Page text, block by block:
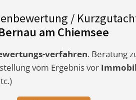
/
am Chiemsee
verfahren. Beratung
vom Ergebnis vor